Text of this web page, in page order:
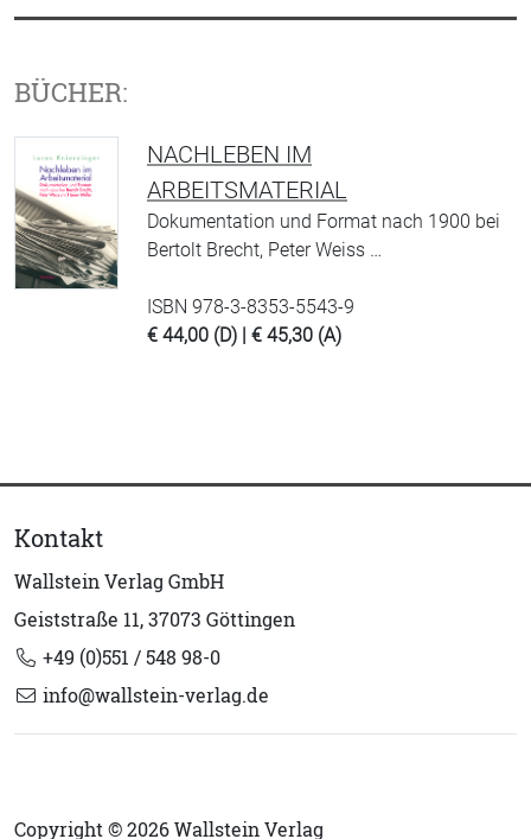
BÜCHER:
NACHLEBEN IM
ARBEITSMATERIAL
Dokumentation und Format nach 1900 bei
Bertolt Brecht, Peter Weiss …
ISBN 978-3-8353-5543-9
€ 44,00 (D) | € 45,30 (A)
Kontakt
Wallstein Verlag GmbH
Geiststraße 11, 37073 Göttingen
+49 (0)551 / 548 98-0
info@wallstein-verlag.de
Copyright © 2026 Wallstein Verlag